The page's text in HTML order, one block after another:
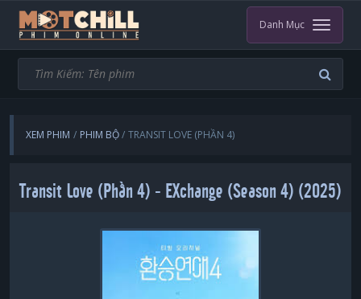
Danh Mục
XEM PHIM PHIM BỘ TRANSIT LOVE (PHẦN 4)
Transit Love (Phần 4) - EXchange (Season 4) (2025)